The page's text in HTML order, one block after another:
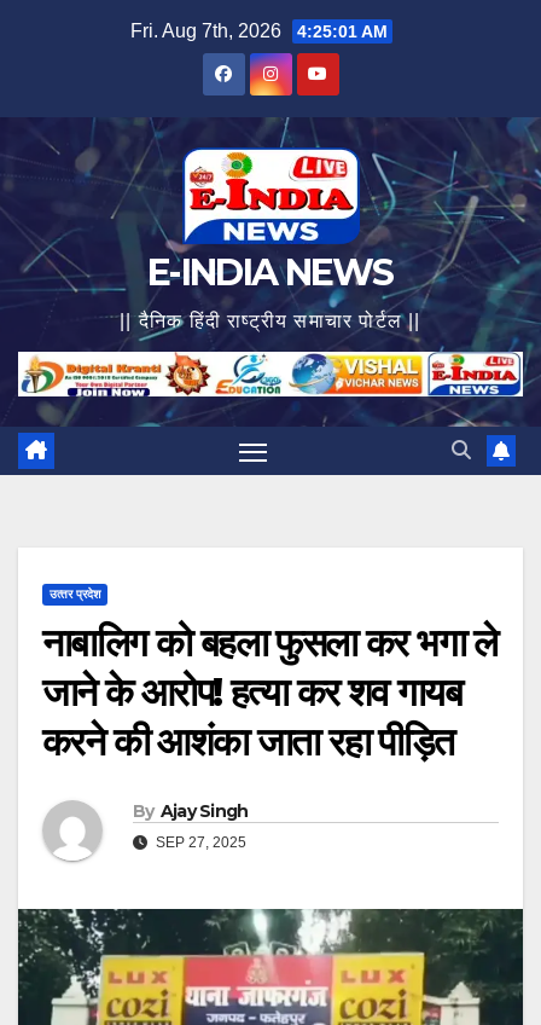
Fri. Aug 7th, 2026 4:25:03 AM
E-INDIA NEWS
|| दैनिक हिंदी राष्ट्रीय समाचार पोर्टल ||
उत्‍तर प्रदेश
नाबालिग को बहला फुसला कर भगा ले
जाने के आरोप! हत्या कर शव गायब
करने की आशंका जाता रहा पीड़ित
By Ajay Singh
SEP 27, 2025